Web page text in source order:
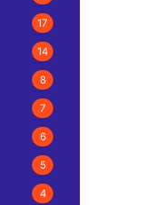
17
14
8
7
6
5
4